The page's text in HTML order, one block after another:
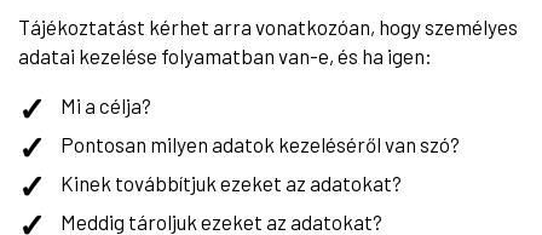
Tájékoztatást kérhet arra vonatkozóan, hogy személyes
adatai kezelése folyamatban van-e, és ha igen:
Mi a célja?
Pontosan milyen adatok kezeléséről van szó?
Kinek továbbítjuk ezeket az adatokat?
Meddig tároljuk ezeket az adatokat?